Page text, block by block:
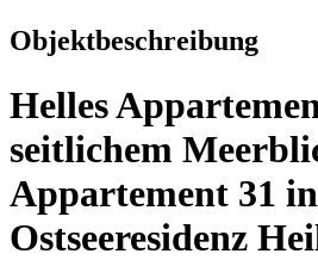
Objektbeschreibung
Helles
seitlichem
Appartement 31
Ostseeresidenz